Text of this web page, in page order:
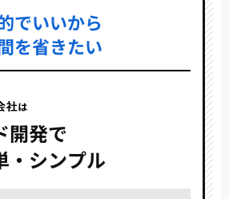
でいいから
を省きたい
開発で
・シンプル